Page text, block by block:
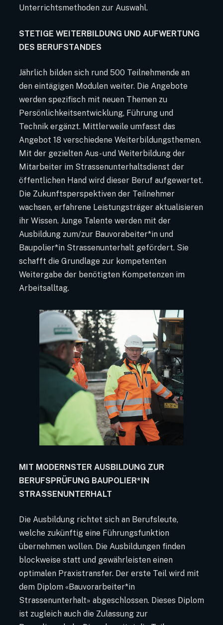
Unterrichtsmethoden zur Auswahl.
STETIGE WEITERBILDUNG UND AUFWERTUNG
DES BERUFSTANDES
Jährlich bilden sich rund 500 Teilnehmende an
den eintägigen Modulen weiter. Die Angebote
werden spezifisch mit neuen Themen zu
Persönlichkeitsentwicklung, Führung und
Technik ergänzt. Mittlerweile umfasst das
Angebot 18 verschiedene Weiterbildungsthemen.
Mit der gezielten Aus- und Weiterbildung der
Mitarbeiter im Strassenunterhaltsdienst der
öffentlichen Hand wird dieser Beruf aufgewertet.
Die Zukunftsperspektiven der Teilnehmer
wachsen, erfahrene Leistungsträger aktualisieren
ihr Wissen. Junge Talente werden mit der
Ausbildung zum/zur Bauvorabeiter*in und
Baupolier*in Strassenunterhalt gefördert. Sie
schafft die Grundlage zur kompetenten
Weitergabe der benötigten Kompetenzen im
Arbeitsalltag.
MIT MODERNSTER AUSBILDUNG ZUR
BERUFSPRÜFUNG BAUPOLIER*IN
STRASSENUNTERHALT
Die Ausbildung richtet sich an Berufsleute,
welche zukünftig eine Führungsfunktion
übernehmen wollen. Die Ausbildungen finden
blockweise statt und gewährleisten einen
optimalen Praxistransfer. Der erste Teil wird mit
dem Diplom «Bauvorarbeiter*in
Strassenunterhalt» abgeschlossen. Dieses Diplom
ist zugleich auch die Zulassung zur